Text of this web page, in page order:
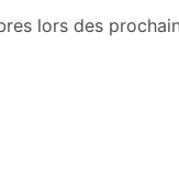
lors des